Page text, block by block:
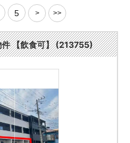
5 > >>
件 【飲食可】 (213755)